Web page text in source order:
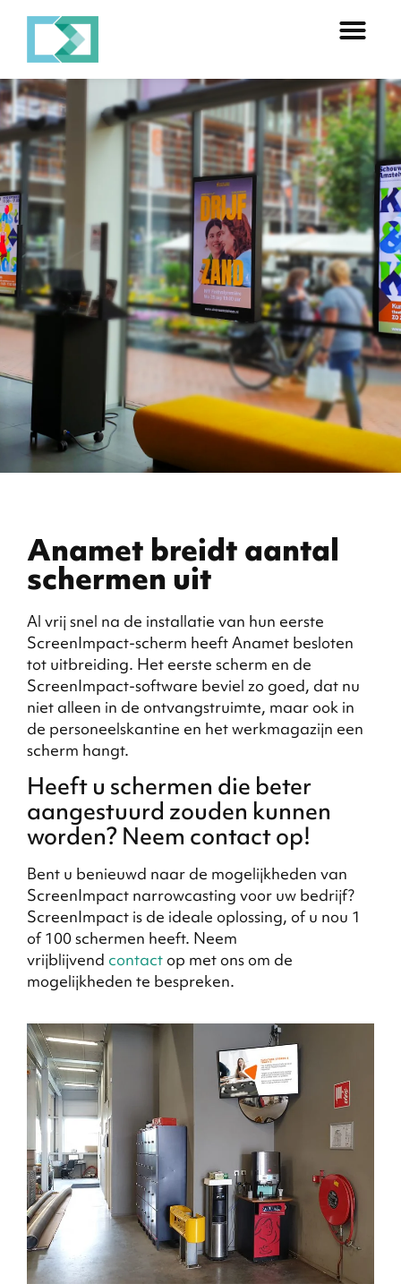
Anamet breidt aantal
schermen uit
Al vrij snel na de installatie van hun eerste
ScreenImpact-scherm heeft Anamet besloten
tot uitbreiding. Het eerste scherm en de
ScreenImpact-software beviel zo goed, dat nu
niet alleen in de ontvangstruimte, maar ook in
de personeelskantine en het werkmagazijn een
scherm hangt.
Heeft u schermen die beter
aangestuurd zouden kunnen
worden? Neem contact op!
Bent u benieuwd naar de mogelijkheden van
ScreenImpact narrowcasting voor uw bedrijf?
ScreenImpact is de ideale oplossing, of u nou 1
of 100 schermen heeft. Neem
vrijblijvend contact op met ons om de
mogelijkheden te bespreken.